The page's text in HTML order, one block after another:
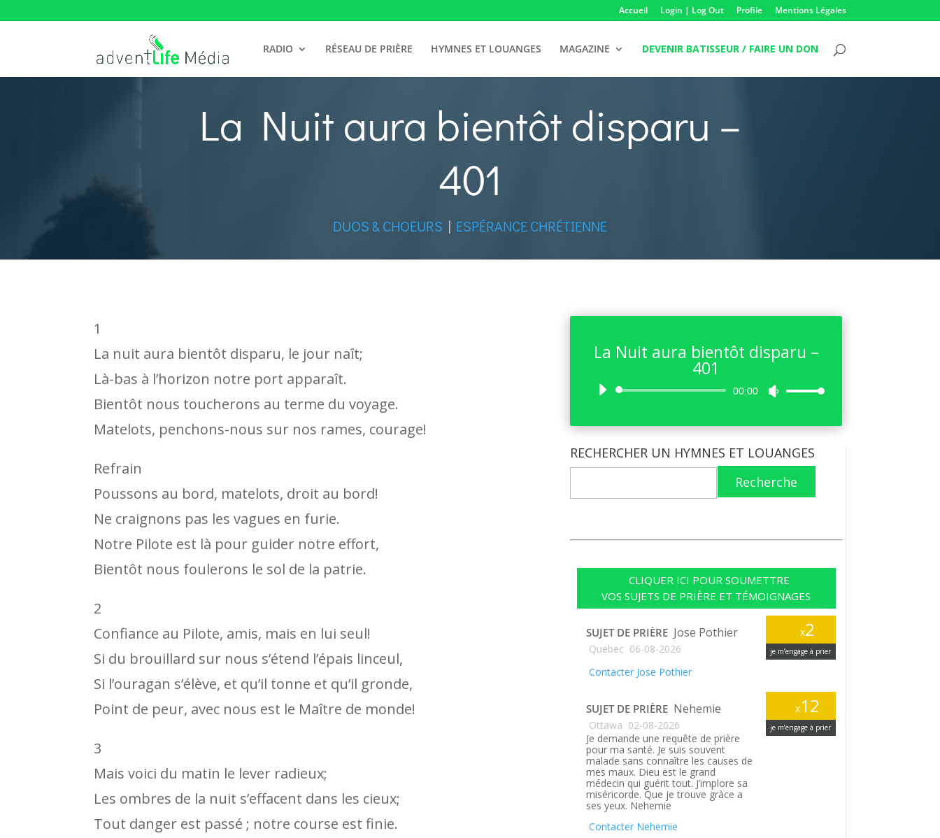
Accueil Login | Log Out Profile Mentions Légales
RADIO RÉSEAU DE PRIÈRE HYMNES ET LOUANGES MAGAZINE DEVENIR BATISSEUR / FAIRE UN DON
La Nuit aura bientôt disparu –
401
DUOS & CHOEURS | ESPÉRANCE CHRÉTIENNE
1
La nuit aura bientôt disparu, le jour naît;
Là-bas à l’horizon notre port apparaît.
Bientôt nous toucherons au terme du voyage.
Matelots, penchons-nous sur nos rames, courage!
Refrain
Poussons au bord, matelots, droit au bord!
Ne craignons pas les vagues en furie.
Notre Pilote est là pour guider notre effort,
Bientôt nous foulerons le sol de la patrie.
2
Confiance au Pilote, amis, mais en lui seul!
Si du brouillard sur nous s’étend l’épais linceul,
Si l’ouragan s’élève, et qu’il tonne et qu’il gronde,
Point de peur, avec nous est le Maître de monde!
3
Mais voici du matin le lever radieux;
Les ombres de la nuit s’effacent dans les cieux;
Tout danger est passé ; notre course est finie.
La Nuit aura bientôt disparu –
401
Lecteur00:00
Utilisez
pour
ou
RECHERCHER UN HYMNES ET LOUANGES
Recherche
CLIQUER ICI POUR SOUMETTRE
VOS SUJETS DE PRIÈRE ET TÉMOIGNAGES
x2
je m’engage à prier
SUJET DE PRIÈRE Jose Pothier
Quebec 06-08-2026
Contacter Jose Pothier
x12
je m’engage à prier
SUJET DE PRIÈRE Nehemie
Ottawa 02-08-2026
Je demande une requête de prière
pour ma santé. Je suis souvent
malade sans connaître les causes de
mes maux. Dieu est le grand
médecin qui guérit tout. J’implore sa
miséricorde. Que je trouve gràce a
ses yeux. Nehemie
Contacter Nehemie